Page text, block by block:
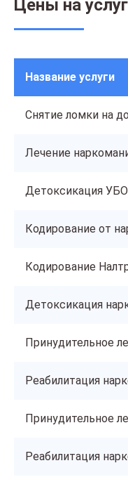
Цены на
Название услуги
Снятие ломки на
Лечение
Детоксикация
Кодирование от
Кодирование
Детоксикация
Принудительное
Реабилитация
Принудительное
Реабилитация